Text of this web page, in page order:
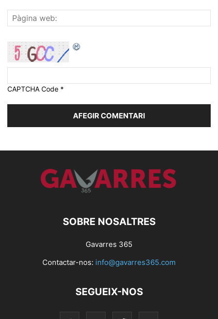
CAPTCHA Code *
SOBRE NOSALTRES
Gavarres 365
Contactar-nos: info@gavarres365.com
SEGUEIX-NOS